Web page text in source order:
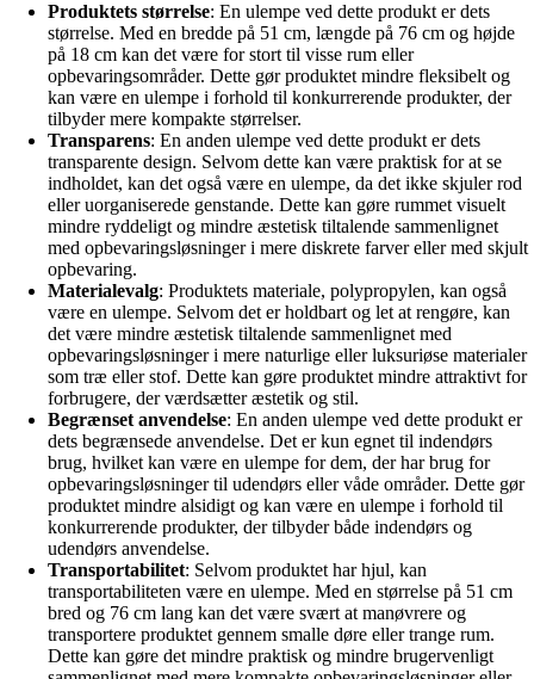
Produktets størrelse: En ulempe ved dette produkt er dets
størrelse. Med en bredde på 51 cm, længde på 76 cm og højde
på 18 cm kan det være for stort til visse rum eller
opbevaringsområder. Dette gør produktet mindre fleksibelt og
kan være en ulempe i forhold til konkurrerende produkter, der
tilbyder mere kompakte størrelser.
Transparens: En anden ulempe ved dette produkt er dets
transparente design. Selvom dette kan være praktisk for at se
indholdet, kan det også være en ulempe, da det ikke skjuler rod
eller uorganiserede genstande. Dette kan gøre rummet visuelt
mindre ryddeligt og mindre æstetisk tiltalende sammenlignet
med opbevaringsløsninger i mere diskrete farver eller med skjult
opbevaring.
Materialevalg: Produktets materiale, polypropylen, kan også
være en ulempe. Selvom det er holdbart og let at rengøre, kan
det være mindre æstetisk tiltalende sammenlignet med
opbevaringsløsninger i mere naturlige eller luksuriøse materialer
som træ eller stof. Dette kan gøre produktet mindre attraktivt for
forbrugere, der værdsætter æstetik og stil.
Begrænset anvendelse: En anden ulempe ved dette produkt er
dets begrænsede anvendelse. Det er kun egnet til indendørs
brug, hvilket kan være en ulempe for dem, der har brug for
opbevaringsløsninger til udendørs eller våde områder. Dette gør
produktet mindre alsidigt og kan være en ulempe i forhold til
konkurrerende produkter, der tilbyder både indendørs og
udendørs anvendelse.
Transportabilitet: Selvom produktet har hjul, kan
transportabiliteten være en ulempe. Med en størrelse på 51 cm
bred og 76 cm lang kan det være svært at manøvrere og
transportere produktet gennem smalle døre eller trange rum.
Dette kan gøre det mindre praktisk og mindre brugervenligt